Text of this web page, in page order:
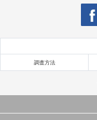
調査方法